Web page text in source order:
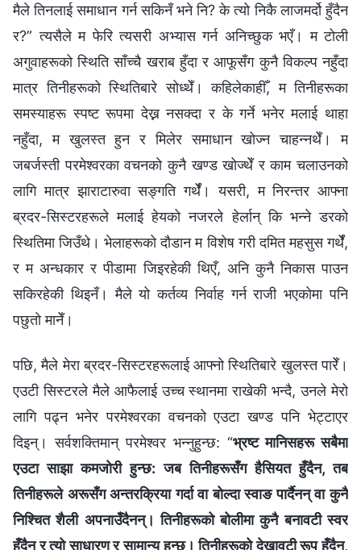
मैले तिनलाई समाधान गर्न सकिनँ भने नि? के त्यो निकै लाजमर्दो हुँदैन
र?” त्यसैले म फेरि त्यसरी अभ्यास गर्न अनिच्छुक भएँ। म टोली
अगुवाहरूको स्थिति साँच्चै खराब हुँदा र आफूसँग कुनै विकल्प नहुँदा
मात्र तिनीहरूको स्थितिबारे सोध्थेँ। कहिलेकाहीँ, म तिनीहरूका
समस्याहरू स्पष्ट रूपमा देख्न नसक्दा र के गर्ने भनेर मलाई थाहा
नहुँदा, म खुलस्त हुन र मिलेर समाधान खोज्न चाहन्नथेँ। म
जबर्जस्ती परमेश्‍वरका वचनको कुनै खण्ड खोज्थेँ र काम चलाउनको
लागि मात्र झाराटारुवा सङ्गति गर्थेँ। यसरी, म निरन्तर आफ्ना
ब्रदर-सिस्टरहरूले मलाई हेयको नजरले हेर्लान् कि भन्ने डरको
स्थितिमा जिउँथे। भेलाहरूको दौडान म विशेष गरी दमित महसुस गर्थेँ,
र म अन्धकार र पीडामा जिइरहेकी थिएँ, अनि कुनै निकास पाउन
सकिरहेकी थिइनँ। मैले यो कर्तव्य निर्वाह गर्न राजी भएकोमा पनि
पछुतो मानेँ।
पछि, मैले मेरा ब्रदर-सिस्टरहरूलाई आफ्नो स्थितिबारे खुलस्त पारेँ।
एउटी सिस्टरले मैले आफैलाई उच्च स्थानमा राखेकी भन्दै, उनले मेरो
लागि पढ्न भनेर परमेश्‍वरका वचनको एउटा खण्ड पनि भेट्टाएर
दिइन्। सर्वशक्तिमान्‌ परमेश्‍वर भन्‍नुहुन्छ: “भ्रष्ट मानिसहरू सबैमा
एउटा साझा कमजोरी हुन्छ: जब तिनीहरूसँग हैसियत हुँदैन, तब
तिनीहरूले अरूसँग अन्तरक्रिया गर्दा वा बोल्दा स्वाङ पार्दैनन् वा कुनै
निश्चित शैली अपनाउँदैनन्। तिनीहरूको बोलीमा कुनै बनावटी स्वर
हुँदैन र त्यो साधारण र सामान्य हुन्छ। तिनीहरूको देखावटी रूप हुँदैन,